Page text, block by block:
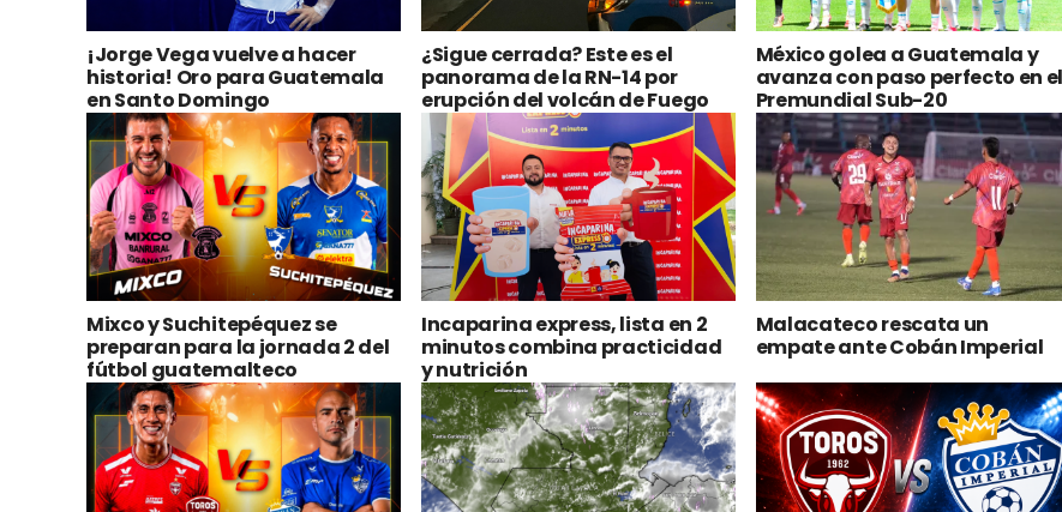
¡Jorge Vega vuelve a hacer
historia! Oro para Guatemala
en Santo Domingo
¿Sigue cerrada? Este es el
panorama de la RN-14 por
erupción del volcán de Fuego
México golea a Guatemala y
avanza con paso perfecto en el
Premundial Sub-20
Mixco y Suchitepéquez se
preparan para la jornada 2 del
fútbol guatemalteco
Incaparina express, lista en 2
minutos combina practicidad
y nutrición
Malacateco rescata un
empate ante Cobán Imperial